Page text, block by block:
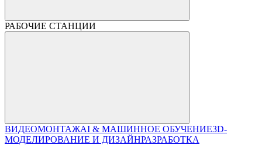
РАБОЧИЕ СТАНЦИИ
ВИДЕОМОНТАЖAI & МАШИННОЕ ОБУЧЕНИЕ3D-
МОДЕЛИРОВАНИЕ И ДИЗАЙНРАЗРАБОТКА